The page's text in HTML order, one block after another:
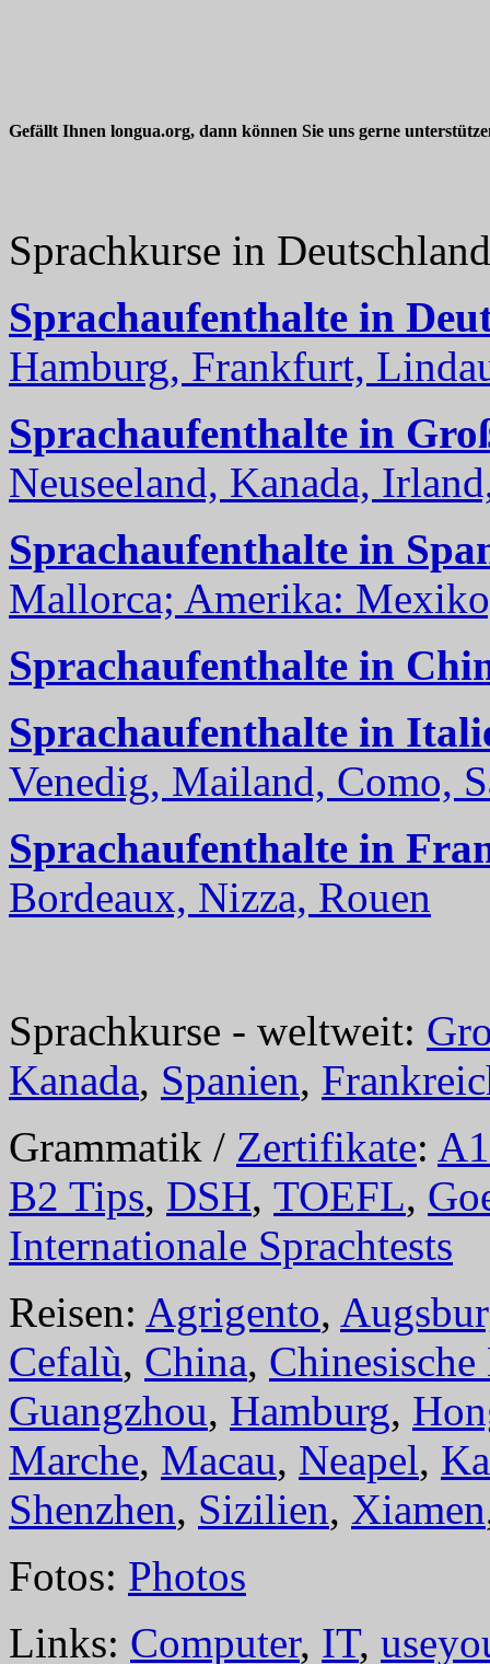
Gefällt Ihnen longua.org, dann können Sie uns gerne
Sprachkurse in
Sprachaufenthalte in
Hamburg, Frankfurt,
Sprachaufenthalte in
Neuseeland, Kanada,
Sprachaufenthalte in
Mallorca; Amerika:
Sprachaufenthalte in
Sprachaufenthalte in
Venedig, Mailand, Como,
Sprachaufenthalte in
Bordeaux, Nizza, Rouen
Sprachkurse - weltweit:
Kanada, Spanien,
Grammatik / Zertifikate: A1
B2 Tips, DSH, TOEFL,
Internationale Sprachtests
Reisen: Agrigento,
Cefalù, China, Chinesische
Guangzhou, Hamburg,
Marche, Macau, Neapel,
Shenzhen, Sizilien, Xiamen
Fotos: Photos
Links: Computer, IT,